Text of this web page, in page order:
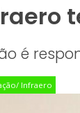
é
Infraero